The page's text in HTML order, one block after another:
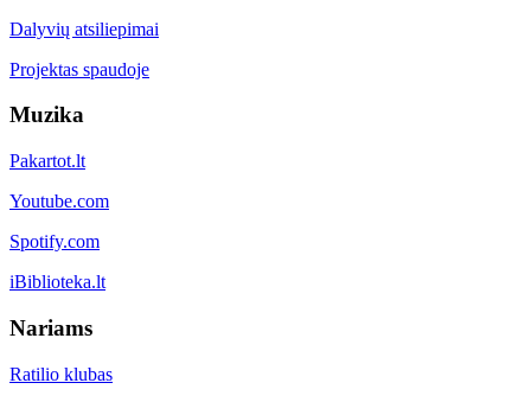
Dalyvių atsiliepimai
Projektas spaudoje
Muzika
Pakartot.lt
Youtube.com
Spotify.com
iBiblioteka.lt
Nariams
Ratilio klubas